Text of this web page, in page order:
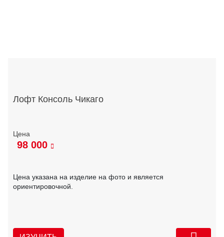
Лофт Консоль Чикаго
98 000
Цена указана на изделие на фото и является
ориентировочной.